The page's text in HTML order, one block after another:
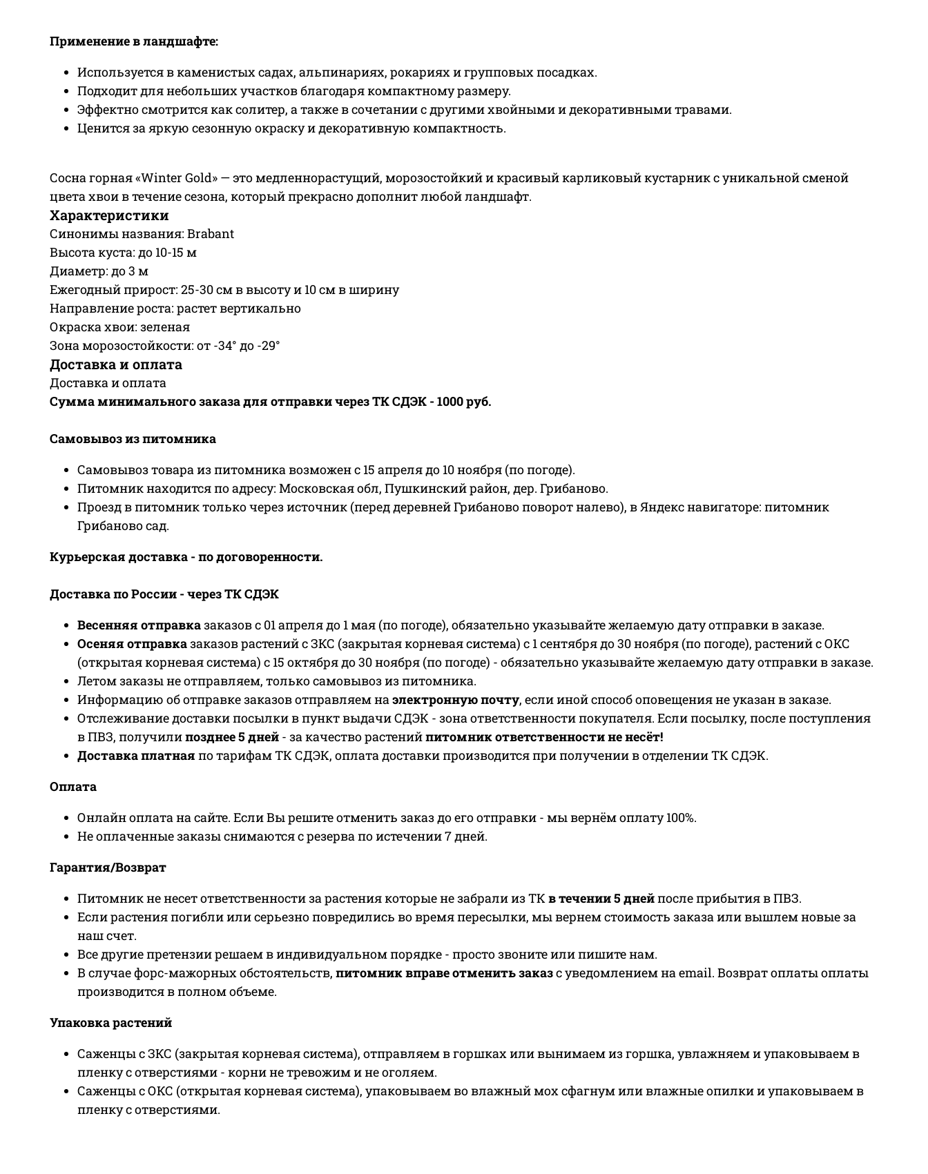
Применение в ландшафте:
Используется в каменистых садах, альпинариях, рокариях и групповых посадках.
Подходит для небольших участков благодаря компактному размеру.
Эффектно смотрится как солитер, а также в сочетании с другими хвойными и декоративными травами.
Ценится за яркую сезонную окраску и декоративную компактность.
Сосна горная «Winter Gold» — это медленнорастущий, морозостойкий и красивый карликовый кустарник с уникальной сменой
цвета хвои в течение сезона, который прекрасно дополнит любой ландшафт.
Характеристики
Синонимы названия: Brabant
Высота куста: до 10-15 м
Диаметр: до 3 м
Ежегодный прирост: 25-30 см в высоту и 10 см в ширину
Направление роста: растет вертикально
Окраска хвои: зеленая
Зона морозостойкости: от -34° до -29°
Доставка и оплата
Доставка и оплата
Сумма минимального заказа для отправки через ТК СДЭК - 1000 руб.
Самовывоз из питомника
Самовывоз товара из питомника возможен с 15 апреля до 10 ноября (по погоде).
Питомник находится по адресу: Московская обл, Пушкинский район, дер. Грибаново.
Проезд в питомник только через источник (перед деревней Грибаново поворот налево), в Яндекс навигаторе: питомник
Грибаново сад.
Курьерская доставка - по договоренности.
Доставка по России - через ТК СДЭК
Весенняя отправказаказов с 01 апреля до 1 мая (по погоде), обязательно указывайте желаемую дату отправки в заказе.
Осеняя отправказаказов растений с ЗКС (закрытая корневая система) с 1 сентября до 30 ноября (по погоде), растений с ОКС
(открытая корневая система) с 15 октября до 30 ноября (по погоде) - обязательно указывайте желаемую дату отправки в заказе.
Летом заказы не отправляем, только самовывоз из питомника.
Информацию об отправке заказов отправляем наэлектронную почту, если иной способ оповещения не указан в заказе.
Отслеживание доставки посылки в пункт выдачи СДЭК - зона ответственности покупателя. Если посылку, после поступления
в ПВЗ, получилипозднее 5 дней - за качество растенийпитомник ответственности не несёт!
Доставка платная по тарифам ТК СДЭК, оплата доставки производится при получении в отделении ТК СДЭК.
Оплата
Онлайн оплата на сайте. Если Вы решите отменить заказ до его отправки - мы вернём оплату 100%.
Не оплаченные заказы снимаются с резерва по истечении 7 дней.
Гарантия/Возврат
Питомник не несет ответственности за растения которые не забрали из ТКв течении 5 днейпосле прибытия в ПВЗ.
Если растения погибли или серьезно повредились во время пересылки, мы вернем стоимость заказа или вышлем новые за
наш счет.
Все другие претензии решаем в индивидуальном порядке - просто звоните или пишите нам.
В случае форс-мажорных обстоятельств, питомник вправе отменить заказс уведомлением на email. Возврат оплаты оплаты
производится в полном объеме.
Упаковка растений
Саженцы с ЗКС (закрытая корневая система), отправляем в горшках или вынимаем из горшка, увлажняем и упаковываем в
пленку с отверстиями - корни не тревожим и не оголяем.
Саженцы с ОКС (открытая корневая система), упаковываем во влажный мох сфагнум или влажные опилки и упаковываем в
пленку с отверстиями.